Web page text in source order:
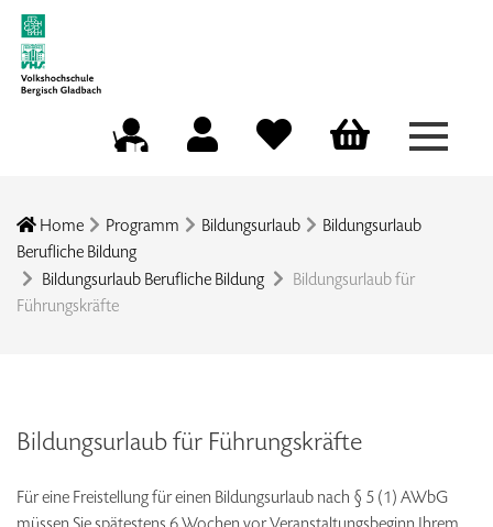
Menü
Home Programm Bildungsurlaub
Bildungsurlaub
Berufliche Bildung
Bildungsurlaub Berufliche Bildung
Bildungsurlaub für
Führungskräfte
Bildungsurlaub für Führungskräfte
Für eine Freistellung für einen Bildungsurlaub nach § 5 (1) AWbG